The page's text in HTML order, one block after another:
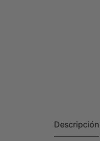
Descripción